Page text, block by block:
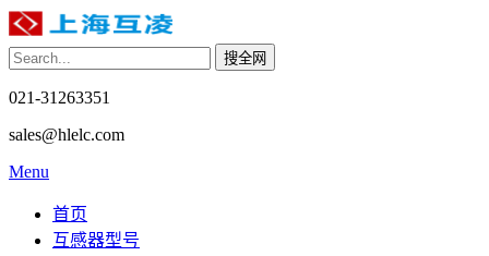
021-31263351
sales@hlelc.com
Menu
首页
互感器型号